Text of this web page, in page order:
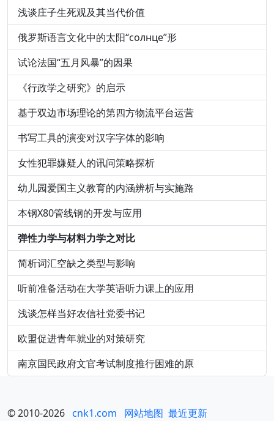
浅谈庄子生死观及其当代价值
俄罗斯语言文化中的太阳“солнце”形
试论法国“五月风暴”的因果
《行政学之研究》的启示
基于双边市场理论的第四方物流平台运营
书写工具的演变对汉字字体的影响
女性犯罪嫌疑人的讯问策略探析
幼儿园爱国主义教育的内涵辨析与实施路
本钢X80管线钢的开发与应用
弹性力学与材料力学之对比
简析词汇空缺之类型与影响
听前准备活动在大学英语听力课上的应用
浅谈怎样当好农信社党委书记
欧盟促进青年就业的对策研究
南京国民政府文官考试制度推行困难的原
© 2010-2026 cnk1.com 网站地图 最近更新